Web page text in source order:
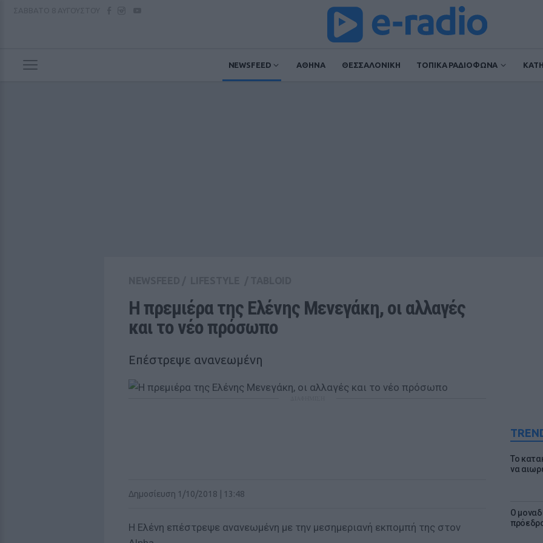
NEWSFEED ΑΘΗΝΑ ΘΕΣΣΑΛΟΝΙΚΗ ΤΟΠΙΚΑ ΡΑΔΙΟΦΩΝΑ
Το
να
Ο
Η πρεμιέρα της Ελένης Μενεγάκη, οι αλλαγές
και το νέο πρόσωπο
Επέστρεψε ανανεωμένη
Δημοσίευση 1/10/2018 | 13:48
Η Ελένη επέστρεψε ανανεωμένη με την μεσημεριανή εκπομπή της στον